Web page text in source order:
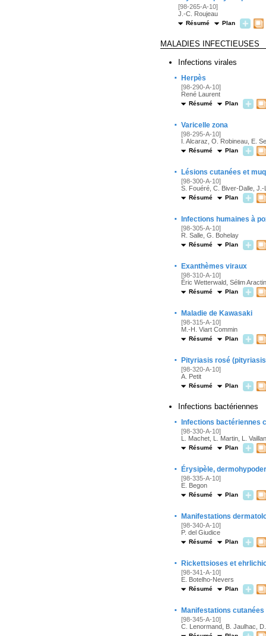
[98-265-A-10]
J.-C. Roujeau
Résumé Plan
MALADIES INFECTIEUSES
Infections virales
· Herpès
[98-290-A-10]
René Laurent
Résumé Plan
· Varicelle zona
[98-295-A-10]
I. Alcaraz, O. Robineau, E.
Résumé Plan
· Lésions cutanées et
[98-300-A-10]
S. Fouéré, C. Biver-Dalle, J.-
Résumé Plan
· Infections humaines à
[98-305-A-10]
R. Salle, G. Bohelay
Résumé Plan
· Exanthèmes viraux
[98-310-A-10]
Éric Wetterwald, Sélim
Résumé Plan
· Maladie de Kawasaki
[98-315-A-10]
M.-H. Viart Commin
Résumé Plan
· Pityriasis rosé
[98-320-A-10]
A. Petit
Résumé Plan
Infections bactériennes
· Infections bactériennes
[98-330-A-10]
L. Machet, L. Martin, L.
Résumé Plan
· Érysipèle,
[98-335-A-10]
E. Begon
Résumé Plan
· Manifestations
[98-340-A-10]
P. del Giudice
Résumé Plan
· Rickettsioses et
[98-341-A-10]
E. Botelho-Nevers
Résumé Plan
· Manifestations
[98-345-A-10]
C. Lenormand, B. Jaulhac,